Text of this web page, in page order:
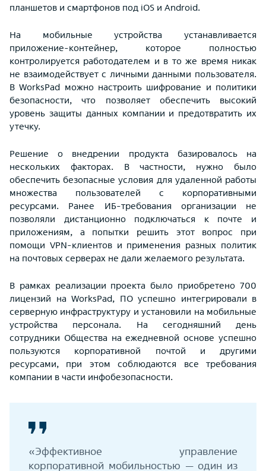
планшетов и смартфонов под iOS и Android.
На мобильные устройства устанавливается
приложение-контейнер, которое полностью
контролируется работодателем и в то же время никак
не взаимодействует с личными данными пользователя.
В WorksPad можно настроить шифрование и политики
безопасности, что позволяет обеспечить высокий
уровень защиты данных компании и предотвратить их
утечку.
Решение о внедрении продукта базировалось на
нескольких факторах. В частности, нужно было
обеспечить безопасные условия для удаленной работы
множества пользователей с корпоративными
ресурсами. Ранее ИБ-требования организации не
позволяли дистанционно подключаться к почте и
приложениям, а попытки решить этот вопрос при
помощи VPN-клиентов и применения разных политик
на почтовых серверах не дали желаемого результата.
В рамках реализации проекта было приобретено 700
лицензий на WorksPad, ПО успешно интегрировали в
серверную инфраструктуру и установили на мобильные
устройства персонала. На сегодняшний день
сотрудники Общества на ежедневной основе успешно
пользуются корпоративной почтой и другими
ресурсами, при этом соблюдаются все требования
компании в части инфобезопасности.
«Эффективное управление
корпоративной мобильностью — один из